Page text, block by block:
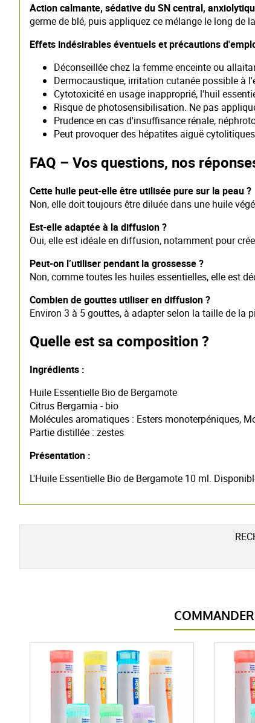
Action calmante, sédative du SN central,
germe de blé, puis appliquez ce mélange le long de
Effets indésirables éventuels et précautions
Déconseillée chez la femme enceinte ou
Dermocaustique, irritation cutanée possible à
Cytotoxicité en usage inapproprié, l'huil
Risque de photosensibilisation. Ne pas
Prudence en cas d'insuffisance rénale,
Peut provoquer des hépatites aiguë
FAQ – Vos questions, nos
Cette huile peut-elle être utilisée pure sur la peau ?
Non, elle doit toujours être diluée dans une huile
Est-elle adaptée à la diffusion ?
Oui, elle est idéale en diffusion, notamment pour
Peut-on l’utiliser pendant la grossesse ?
Non, comme toutes les huiles essentielles, elle est
Combien de gouttes utiliser en diffusion ?
Environ 3 à 5 gouttes, à adapter selon la taille de la
Quelle est sa composition ?
Ingrédients :
Huile Essentielle Bio de Bergamote
Citrus Bergamia - bio
Molécules aromatiques : Esters monoterpéniques,
Partie distillée : zestes
Présentation :
L'Huile Essentielle Bio de Bergamote 10 ml.